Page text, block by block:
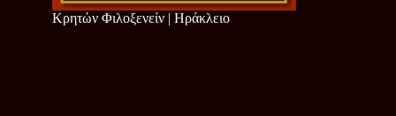
Κρητών Φιλοξενείν | Ηράκλειο